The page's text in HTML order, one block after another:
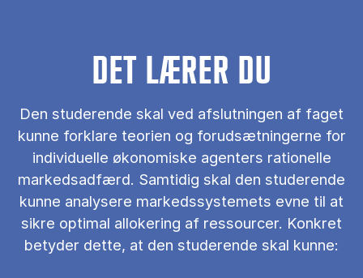
DET LÆRER DU
Den studerende skal ved afslutningen af faget
kunne forklare teorien og forudsætningerne for
individuelle økonomiske agenters rationelle
markedsadfærd. Samtidig skal den studerende
kunne analysere markedssystemets evne til at
sikre optimal allokering af ressourcer. Konkret
betyder dette, at den studerende skal kunne: